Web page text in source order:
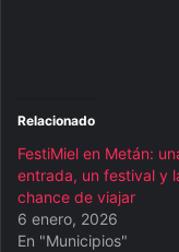
Relacionado
FestiMiel en Metán:
entrada, un festival y
chance de viajar
6 enero, 2026
En "Municipios"